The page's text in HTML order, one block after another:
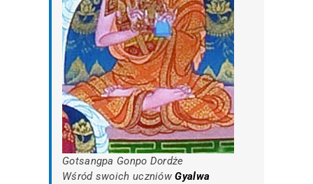
Gotsangpa Gonpo Dordże
Wśród swoich uczniówGyalwa